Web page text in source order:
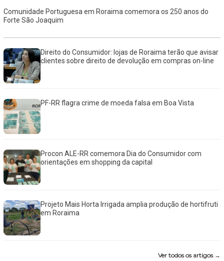
Comunidade Portuguesa em Roraima comemora os 250 anos do
Forte São Joaquim
Direito do Consumidor: lojas de Roraima terão que avisar
clientes sobre direito de devolução em compras on-line
PF-RR flagra crime de moeda falsa em Boa Vista
Procon ALE-RR comemora Dia do Consumidor com
orientações em shopping da capital
Projeto Mais Horta Irrigada amplia produção de hortifruti
em Roraima
Ver todos os artigos →